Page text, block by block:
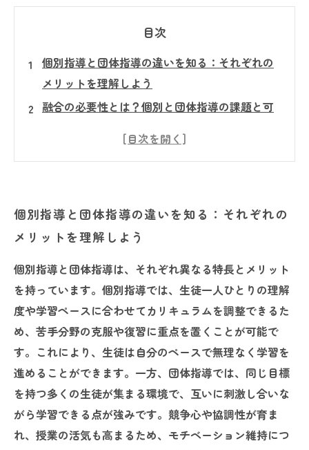
目次
個別指導と団体指導の違いを知る：それぞれの
メリットを理解しよう
融合の必要性とは？個別と団体指導の課題と可
ションの驚くべき向上
未来の塾教育を創る：個別指導と団体指導融合
の成功ポイントと展望
個別指導の強みを活かしつつ団体指導の力を取
り入れる方法
個別と団体の良さを兼ね備えた塾教育に向けて
個別指導と団体指導の違いを知る：それぞれの
メリットを理解しよう
個別指導と団体指導は、それぞれ異なる特長とメリット
を持っています。個別指導では、生徒一人ひとりの理解
度や学習ペースに合わせてカリキュラムを調整できるた
め、苦手分野の克服や復習に重点を置くことが可能で
す。これにより、生徒は自分のペースで無理なく学習を
進めることができます。一方、団体指導では、同じ目標
を持つ多くの生徒が集まる環境で、互いに刺激し合いな
がら学習できる点が強みです。競争心や協調性が育ま
れ、授業の活気も高まるため、モチベーション維持につ